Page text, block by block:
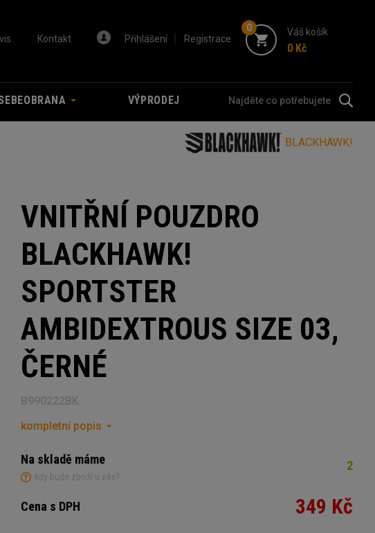
Kontakt Přihlášení Registrace
0 Váš košík
0 Kč
VÝPRODEJ
BLACKHAWK!
VNITŘNÍ POUZDRO
BLACKHAWK!
SPORTSTER
AMBIDEXTROUS SIZE 03,
ČERNÉ
B990222BK
kompletní popis
Na skladě máme
kdy bude zboží u vás?
2
Cena s DPH 349 Kč